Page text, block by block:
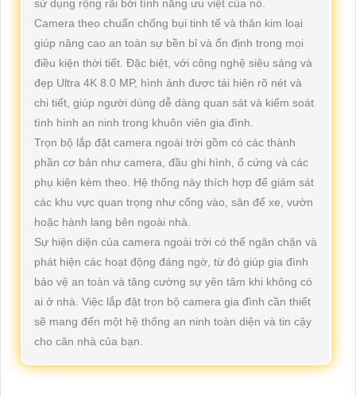
sử dụng rộng rãi bởi tính năng ưu việt của nó.
Camera theo chuẩn chống bụi tinh tế và thân kim loại
giúp nâng cao an toàn sự bền bỉ và ổn định trong mọi
điều kiện thời tiết. Đặc biệt, với công nghệ siêu sáng và
đẹp Ultra 4K 8.0 MP, hình ảnh được tái hiện rõ nét và
chi tiết, giúp người dùng dễ dàng quan sát và kiểm soát
tình hình an ninh trong khuôn viên gia đình.
Trọn bộ lắp đặt camera ngoài trời gồm có các thành
phần cơ bản như camera, đầu ghi hình, ổ cứng và các
phụ kiện kèm theo. Hệ thống này thích hợp để giám sát
các khu vực quan trọng như cổng vào, sân để xe, vườn
hoặc hành lang bên ngoài nhà.
Sự hiện diện của camera ngoài trời có thể ngăn chặn và
phát hiện các hoạt động đáng ngờ, từ đó giúp gia đình
bảo vệ an toàn và tăng cường sự yên tâm khi không có
ai ở nhà. Việc lắp đặt trọn bộ camera gia đình cần thiết
sẽ mang đến một hệ thống an ninh toàn diện và tin cậy
cho căn nhà của bạn.